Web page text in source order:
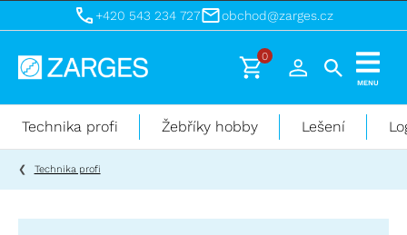
+420 543 234 727 obchod@zarges.cz
Technika
práci
výškách
0
MENU
Technika profi Žebříky hobby Lešení
Technika profi